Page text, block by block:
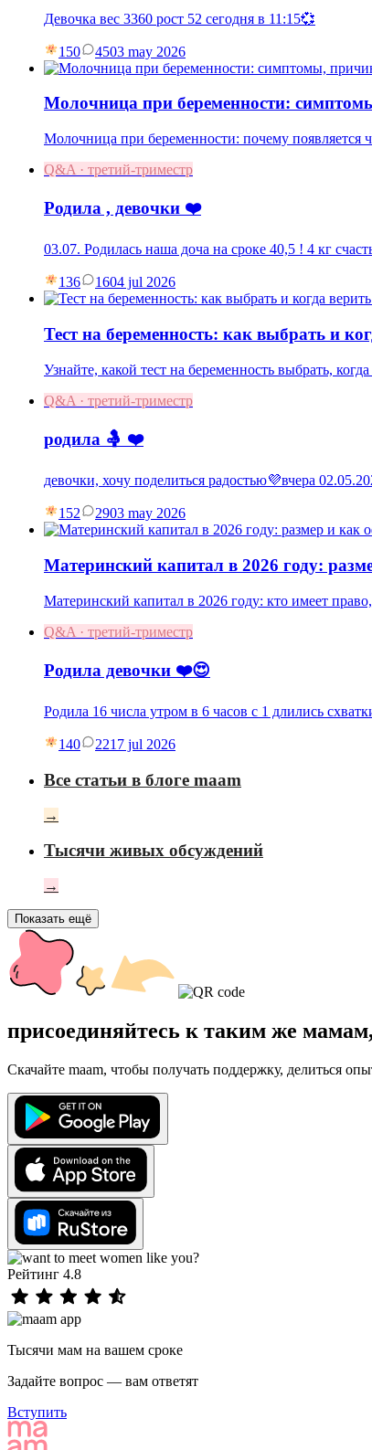
Девочка вес 3360 рост 52 сегодня в 11:15💞
150 4503 may 2026
Молочница при беременности:
Молочница при беременности: почему появляется
Q&A · третий-триместр
Родила , девочки ❤️
03.07. Родилась наша доча на сроке 40,5 ! 4 кг
136 1604 jul 2026
Тест на беременность: как выбрать и
Узнайте, какой тест на беременность выбрать,
Q&A · третий-триместр
родила 🤱 ❤️
девочки, хочу поделиться радостью💜вчера
152 2903 may 2026
Материнский капитал в 2026 году:
Материнский капитал в 2026 году: кто имеет
Q&A · третий-триместр
Родила девочки ❤️😍
Родила 16 числа утром в 6 часов с 1 длились
140 2217 jul 2026
Все статьи в блоге maam
→
Тысячи живых обсуждений
→
Показать ещё
присоединяйтесь к таким же
Скачайте maam, чтобы получать поддержку, делиться
Рейтинг 4.8
Тысячи мам на вашем сроке
Задайте вопрос — вам ответят
Вступить